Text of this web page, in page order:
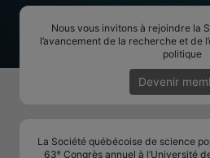
Nous vous invitons à rejoindre la
l’avancement de la recherche et de
politique
Devenir
La Société québécoise de science
63ᵉ Congrès annuel à l’Université